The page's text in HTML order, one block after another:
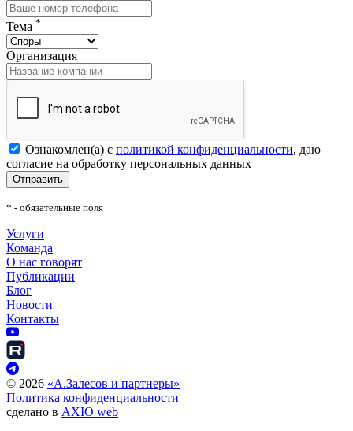
Тема *
Организация
Ознакомлен(а) с политикой конфиденциальности, даю
согласие на обработку персональных данных
Отправить
* - обязательные поля
Услуги
Команда
О нас говорят
Публикации
Блог
Новости
Контакты
© 2026 «А.Залесов и партнеры»
Политика конфиденциальности
сделано в AXIO web